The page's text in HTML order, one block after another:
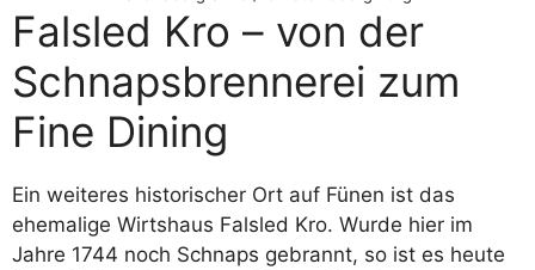
Falsled Kro – von der
Schnapsbrennerei zum
Fine Dining
Ein weiteres historischer Ort auf Fünen ist das
ehemalige Wirtshaus Falsled Kro. Wurde hier im
Jahre 1744 noch Schnaps gebrannt, so ist es heute